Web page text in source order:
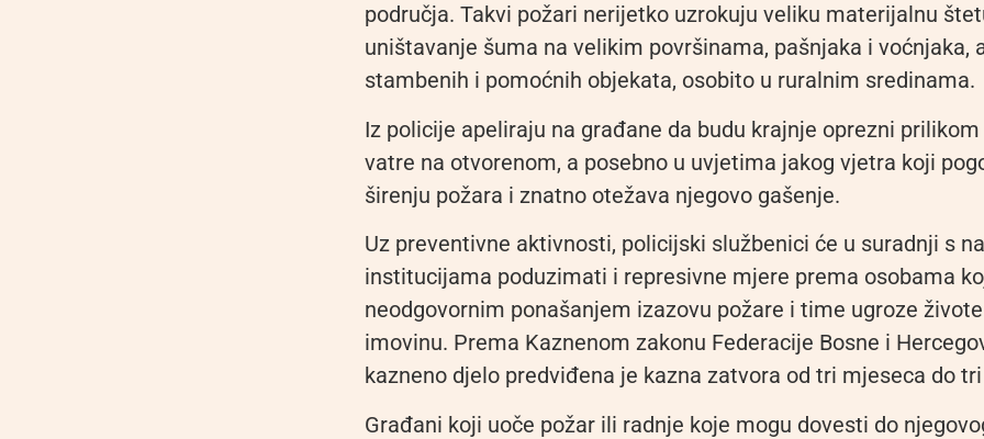
područja. Takvi požari nerijetko uzrokuju veliku materijalnu
uništavanje šuma na velikim površinama, pašnjaka i voćnjaka,
stambenih i pomoćnih objekata, osobito u ruralnim sredinama.
Iz policije apeliraju na građane da budu krajnje oprezni
vatre na otvorenom, a posebno u uvjetima jakog vjetra koji
širenju požara i znatno otežava njegovo gašenje.
Uz preventivne aktivnosti, policijski službenici će u suradnji s
institucijama poduzimati i represivne mjere prema osobama
neodgovornim ponašanjem izazovu požare i time ugroze
imovinu. Prema Kaznenom zakonu Federacije Bosne i
kazneno djelo predviđena je kazna zatvora od tri mjeseca do
Građani koji uoče požar ili radnje koje mogu dovesti do